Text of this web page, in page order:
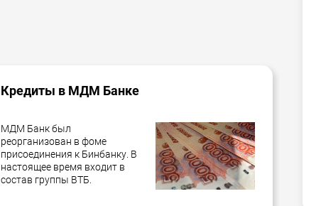
Кредиты в МДМ Банке
МДМ Банк был
реорганизован в фоме
присоединения к Бинбанку. В
настоящее время входит в
состав группы ВТБ.